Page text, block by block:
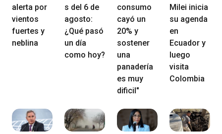
alerta por
vientos
fuertes y
neblina
s del 6 de
agosto:
¿Qué pasó
un día
como hoy?
consumo
cayó un
20% y
sostener
una
panadería
es muy
dificil"
Milei inicia
su agenda
en
Ecuador y
luego
visita
Colombia